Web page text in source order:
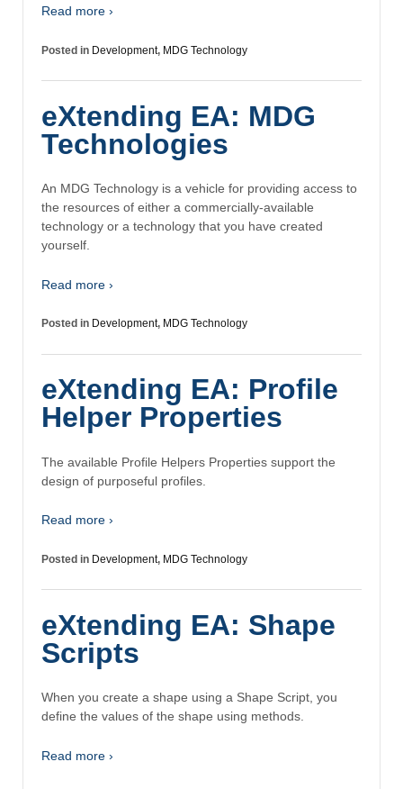
Read more ›
Posted in Development, MDG Technology
eXtending EA: MDG
Technologies
An MDG Technology is a vehicle for providing access to
the resources of either a commercially-available
technology or a technology that you have created
yourself.
Read more ›
Posted in Development, MDG Technology
eXtending EA: Profile
Helper Properties
The available Profile Helpers Properties support the
design of purposeful profiles.
Read more ›
Posted in Development, MDG Technology
eXtending EA: Shape
Scripts
When you create a shape using a Shape Script, you
define the values of the shape using methods.
Read more ›